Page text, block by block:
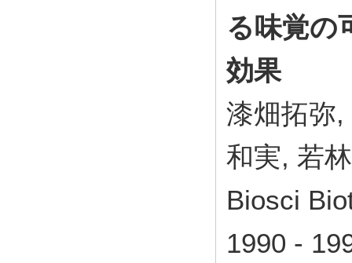
る味覚の
効果
漆畑拓弥
和実, 若
Biosci
1990 -